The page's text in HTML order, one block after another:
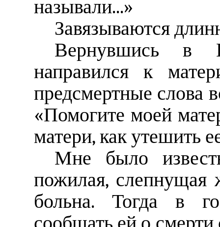
называли...»
Завязываются
Вернувшись в
направился к
предсмертные слова
«Помогите моей
матери, как утешить
Мне было
пожилая,
больна. Тогда в